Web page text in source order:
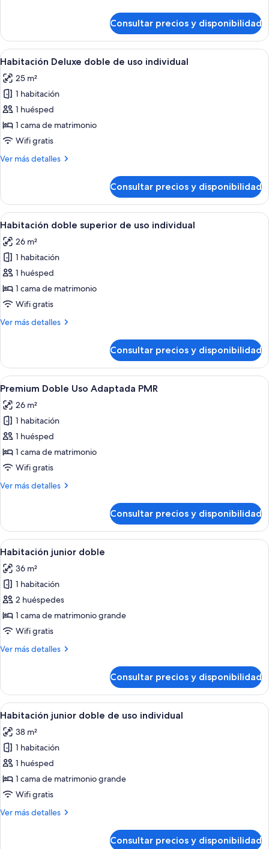
Premium
doble
de
individual
Consultar precios y disponibilidad
Abrir
todas
las
fotos
de
Habitación
Deluxe
de
Ropa de cama de alta calidad,
4
Habitación Deluxe doble de uso individual
25 m²
1 habitación
1 huésped
1 cama de matrimonio
Wifi gratis
Ver más detalles
Más
Deluxe
doble
de
individual
Consultar precios y disponibilidad
Abrir
todas
las
fotos
de
Habitación
doble
de
Ropa de cama de alta calidad,
5
Habitación doble superior de uso individual
26 m²
1 habitación
1 huésped
1 cama de matrimonio
Wifi gratis
Ver más detalles
Más
doble
superior
de
individual
Consultar precios y disponibilidad
Abrir
todas
las
fotos
de
Premium
Doble
Adaptada
Ropa de cama de alta calidad,
4
Premium Doble Uso Adaptada PMR
26 m²
1 habitación
1 huésped
1 cama de matrimonio
Wifi gratis
Ver más detalles
Más
Doble
Uso
Adaptada
Consultar precios y disponibilidad
Abrir
todas
las
fotos
de
Habitación
junior
Ropa de cama de alta calidad,
5
Habitación junior doble
36 m²
1 habitación
2 huéspedes
1 cama de matrimonio grande
Wifi gratis
Ver más detalles
Más
junior
doble
Consultar precios y disponibilidad
Abrir
todas
las
fotos
de
Habitación
junior
de
Ropa de cama de alta calidad,
5
Habitación junior doble de uso individual
38 m²
1 habitación
1 huésped
1 cama de matrimonio grande
Wifi gratis
Ver más detalles
Más
Consultar precios y disponibilidad